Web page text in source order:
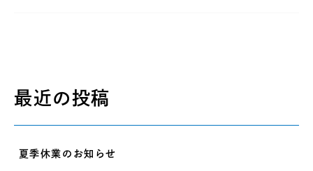
最近の投稿
夏季休業のお知らせ